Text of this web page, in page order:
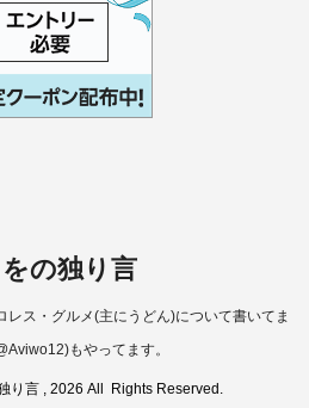
の独り言
ス・グルメ(主にうどん)について書いてま
もやってます。
り言 , 2026 All Rights Reserved.